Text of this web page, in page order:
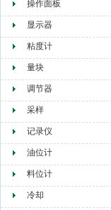
操作面板
显示器
粘度计
量块
调节器
采样
记录仪
油位计
料位计
冷却